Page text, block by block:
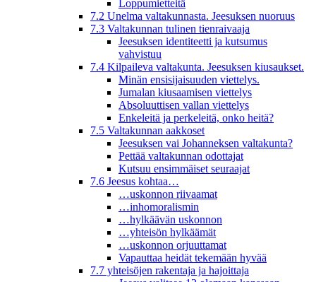
Loppumietteitä
7.2 Unelma valtakunnasta. Jeesuksen nuoruus
7.3 Valtakunnan tulinen tienraivaaja
Jeesuksen identiteetti ja kutsumus
vahvistuu
7.4 Kilpaileva valtakunta. Jeesuksen kiusaukset.
Minän ensisijaisuuden viettelys.
Jumalan kiusaamisen viettelys
Absoluuttisen vallan viettelys
Enkeleitä ja perkeleitä, onko heitä?
7.5 Valtakunnan aakkoset
Jeesuksen vai Johanneksen valtakunta?
Pettää valtakunnan odottajat
Kutsuu ensimmäiset seuraajat
7.6 Jeesus kohtaa…
…uskonnon riivaamat
…inhomoralismin
…hylkäävän uskonnon
…yhteisön hylkäämät
…uskonnon orjuuttamat
Vapauttaa heidät tekemään hyvää
7.7 yhteisöjen rakentaja ja hajoittaja